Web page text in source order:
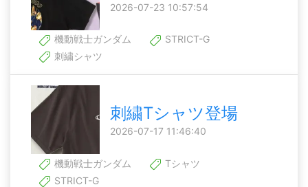
2026-07-23 10:57:54
機動戦士ガンダム
STRICT-G
刺繍シャツ
刺繍Tシャツ登場
2026-07-17 11:46:40
機動戦士ガンダム
Tシャツ
STRICT-G